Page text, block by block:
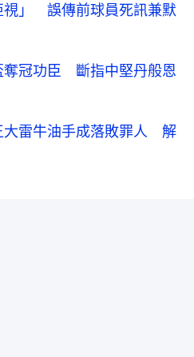
視」 誤傳前球員死訊兼默
奪冠功臣 斷指中堅丹般恩
大雷牛油手成落敗罪人 解